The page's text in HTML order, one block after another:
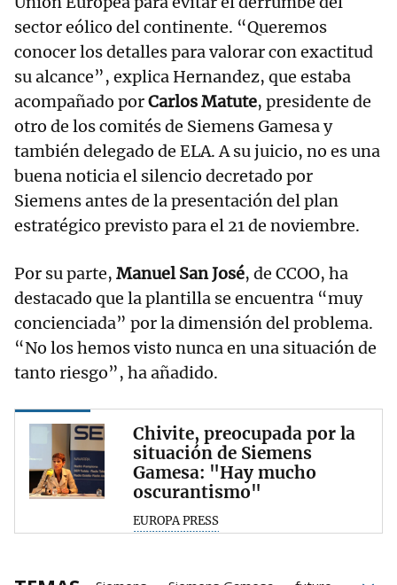
sector eólico del continente. “Queremos
conocer los detalles para valorar con exactitud
su alcance”, explica Hernandez, que estaba
acompañado porCarlos Matute, presidente de
otro de los comités de Siemens Gamesa y
también delegado de ELA. A su juicio, no es una
buena noticia el silencio decretado por
Siemens antes de la presentación del plan
estratégico previsto para el 21 de noviembre.
Por su parte, Manuel San José, de CCOO, ha
destacado que la plantilla se encuentra “muy
concienciada” por la dimensión del problema.
“No los hemos visto nunca en una situación de
tanto riesgo”, ha añadido.
Chivite, preocupada por la
situación de Siemens
Gamesa: "Hay mucho
oscurantismo"
EUROPA PRESS